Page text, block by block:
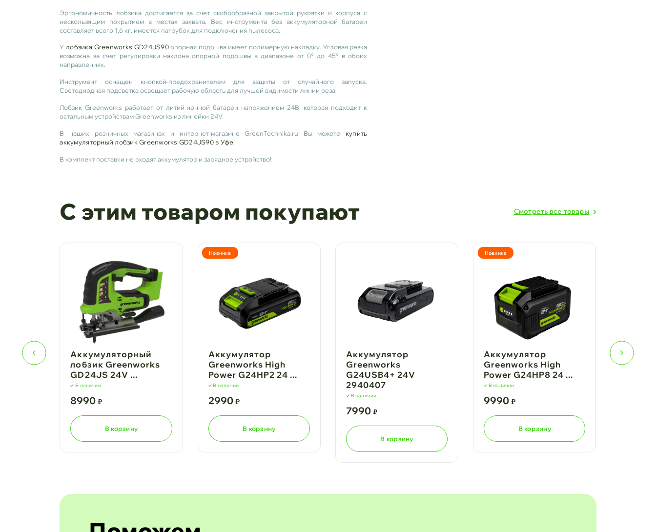
Эргономичность лобзика достигается за счет скобообразной закрытой рукоятки и корпуса с
нескользящим покрытием в местах захвата. Вес инструмента без аккумуляторной батареи
составляет всего 1,6 кг. имеется патрубок для подключения пылесоса.
Улобзика Greenworks GD24JS90опорная подошва имеет полимерную накладку. Угловая резка
возможна за счет регулировки наклона опорной подошвы в диапазоне от 0° до 45° в обоих
направлениях.
Инструмент оснащен кнопкой-предохранителем для защиты от случайного запуска.
Светодиодная подсветка освещает рабочую область для лучшей видимости линии реза.
Лобзик Greenworks работает от литий-ионной батареи напряжением 24В, которая подходит к
остальным устройствам Greenworks из линейки 24V.
В наших розничных магазинах и интернет-магазине GreenTechnika.ru Вы можете купить
аккумуляторный лобзик Greenworks GD24JS90 в Уфе.
В комплект поставки не входят аккумулятор и зарядное устройство!
С этим товаром покупают Cмотреть все товары
Аккумуляторный
лобзик Greenworks
GD24JS 24V ...
В наличии
8990₽
В корзину
Новинка
Аккумулятор
Greenworks High
Power G24HP2 24 ...
В наличии
2990 ₽
В корзину
Аккумулятор
Greenworks
G24USB4+ 24V
2940407
В наличии
7990 ₽
В корзину
Новинка
Аккумулятор
Greenworks High
Power G24HP8 24 ...
В наличии
9990₽
В корзину